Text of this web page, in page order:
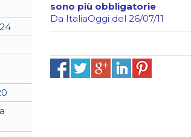
sono più obbligatorie
Da ItaliaOggi del 26/07/11